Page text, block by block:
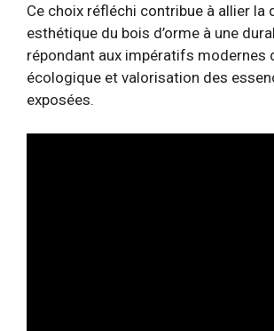
Ce choix réfléchi contribue à allier la
esthétique du bois d’orme à une
répondant aux impératifs modernes
écologique et valorisation des
exposées.